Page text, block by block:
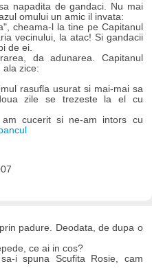
napadita de gandaci. Nu mai
omului un amic il invata:
cheama-l la tine pe Capitanul
vecinului, la atac! Si gandacii
de ei.
da adunarea. Capitanul
ala zice:
rasufla usurat si mai-mai sa
zile se trezeste la el cu
cucerit si ne-am intors cu
padure. Deodata, de dupa o
ce ai in cos?
i spuna Scufita Rosie, cam